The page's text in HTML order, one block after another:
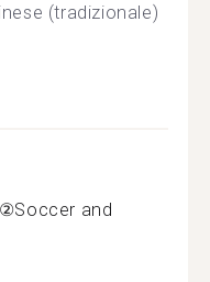
(tradizionale)
and